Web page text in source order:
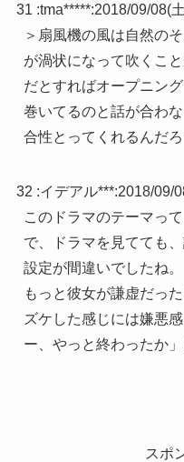
31 :tma*****:2018/09/08(
＞扇風機の風は自然の
が渦状になって吹くこ
だとすればオープニン
巻いてるのと話が合わ
合性とってくれるんだろ
32 :イデアル***:2018/09/
このドラマのテーマっ
で、ドラマを見てても
設定が間違いでしたね。
もっと彼女が謙虚だっ
ズケした感じには嫌悪
ー、やっと終わったか
スポ